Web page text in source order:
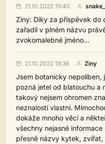
21.10.2022 19:40
Ziny: Díky za příspěvek do
zařadil v plném názvu
zvokomalebné jméno...
21.10.2022 19:36 Ziny
Jsem botanicky nepolíben,
pozná jetel od blatouchu a
takový nejsem ohromen
neznalostí vlastní.
dokáže mnoho věcí a
všechny nejasné
přesně názvy kytek,